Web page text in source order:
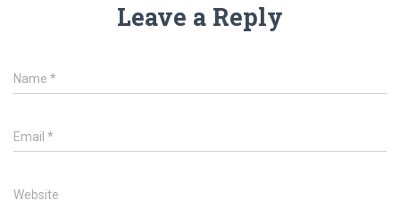
Leave a Reply
Name *
Email *
Website